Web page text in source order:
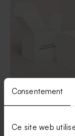
Consentement
Ce site web
Contenant
papier vierge effet